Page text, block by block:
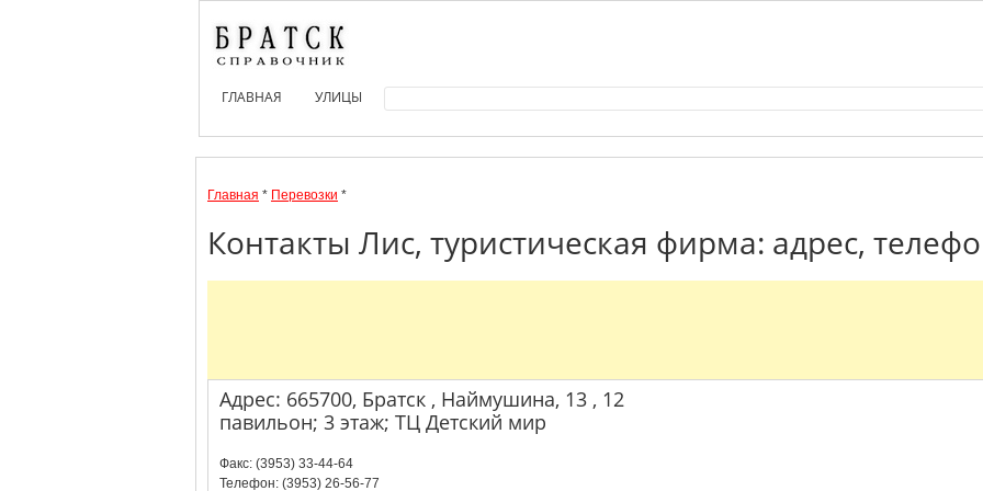
ГЛАВНАЯ УЛИЦЫ
Главная * Перевозки *
Контакты Лис, туристическая фирма: адрес,
Адрес: 665700, Братск , Наймушина, 13 , 12
павильон; 3 этаж; ТЦ Детский мир
Факс: (3953) 33-44-64
Телефон: (3953) 26-56-77